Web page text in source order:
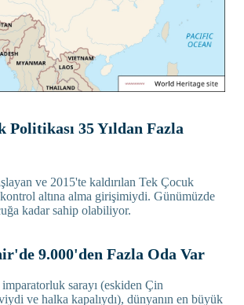
Politikası 35 Yıldan Fazla
ve 2015'te kaldırılan Tek Çocuk
altına alma girişimiydi. Günümüzde
kadar sahip olabiliyor.
9.000'den Fazla Oda Var
sarayı (eskiden Çin
ve halka kapalıydı), dünyanın en büyük